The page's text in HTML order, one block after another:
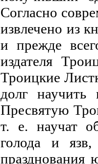
Согласно
извлечено из
и прежде
издателя
Троицкие
долг
Пресвятую
т. е. научат
голода и
празднования